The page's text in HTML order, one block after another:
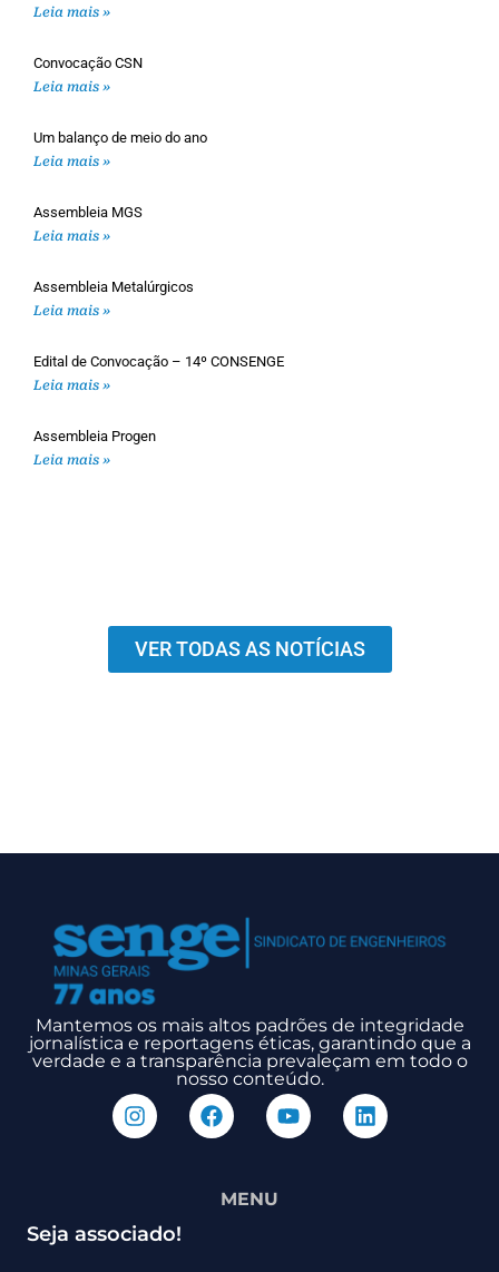
Leia mais »
Convocação CSN
Leia mais »
Um balanço de meio do ano
Leia mais »
Assembleia MGS
Leia mais »
Assembleia Metalúrgicos
Leia mais »
Edital de Convocação – 14º CONSENGE
Leia mais »
Assembleia Progen
Leia mais »
VER TODAS AS NOTÍCIAS
Mantemos os mais altos padrões de integridade
jornalística e reportagens éticas, garantindo que a
verdade e a transparência prevaleçam em todo o
nosso conteúdo.
MENU
Seja associado!